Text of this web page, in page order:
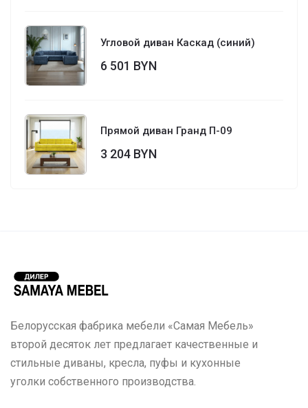
Угловой диван Каскад (синий)
6 501 BYN
Прямой диван Гранд П-09
3 204 BYN
Белорусская фабрика мебели «Самая Мебель»
второй десяток лет предлагает качественные и
стильные диваны, кресла, пуфы и кухонные
уголки собственного производства.